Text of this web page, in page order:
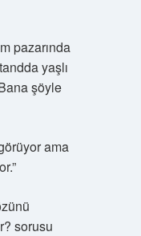
pazarında
yaşlı
şöyle
ama
sorusu